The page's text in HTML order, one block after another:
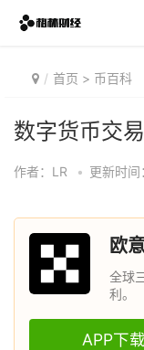
首页 > 币百科
数字货币交
作者：LR • 更新时
欧
全球
利。
APP下载